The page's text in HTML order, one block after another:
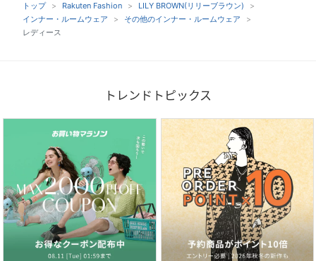
トップ Rakuten Fashion
LILY BROWN(リリーブラウン)
インナー・ルームウェア
その他のインナー・ルームウェア
レディース
トレンドトピックス